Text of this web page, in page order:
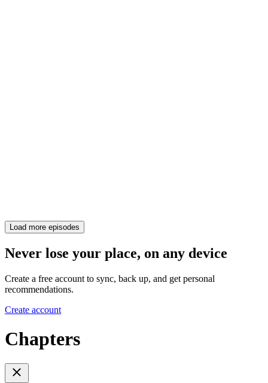
Load more episodes
Never lose your place, on any device
Create a free account to sync, back up, and get personal
recommendations.
Create account
Chapters